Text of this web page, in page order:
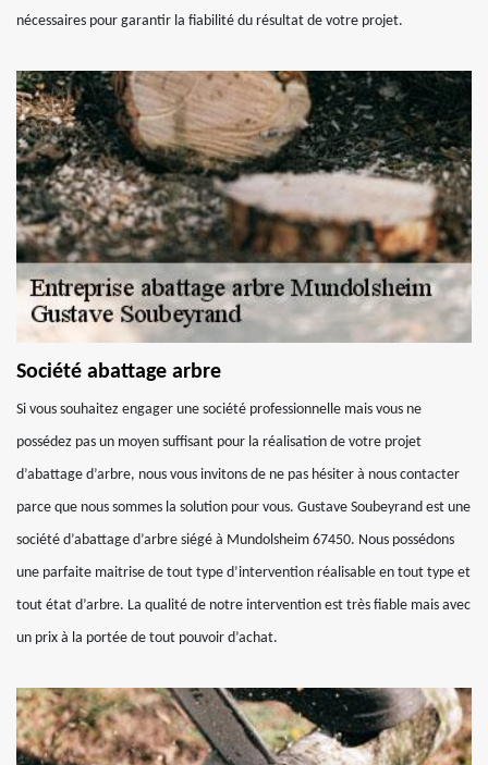
nécessaires pour garantir la fiabilité du résultat de votre projet.
Société abattage arbre
Si vous souhaitez engager une société professionnelle mais vous ne
possédez pas un moyen suffisant pour la réalisation de votre projet
d’abattage d’arbre, nous vous invitons de ne pas hésiter à nous contacter
parce que nous sommes la solution pour vous. Gustave Soubeyrand est une
société d’abattage d’arbre siégé à Mundolsheim 67450. Nous possédons
une parfaite maitrise de tout type d’intervention réalisable en tout type et
tout état d’arbre. La qualité de notre intervention est très fiable mais avec
un prix à la portée de tout pouvoir d’achat.